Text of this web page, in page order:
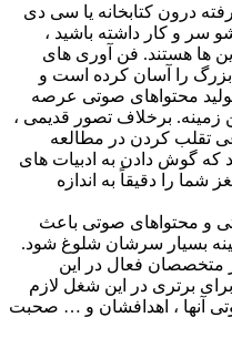
درون کتابخانه یا سی دی
و کار داشته باشید ،
ها هستند. فن آوری های
را آسان کرده است و
محتواهای صوتی عرصه
زمینه. برخلاف تصور قدیمی ،
تقلب کردن در مطالعه
که گوش دادن به ادبیات های
را دقیقاً به اندازه
و محتواهای صوتی باعث
بسیار سرشان شلوغ شود.
متخصصان فعال در این
برتری در این شغل لازم
آنها ، اهدافشان و … صحبت